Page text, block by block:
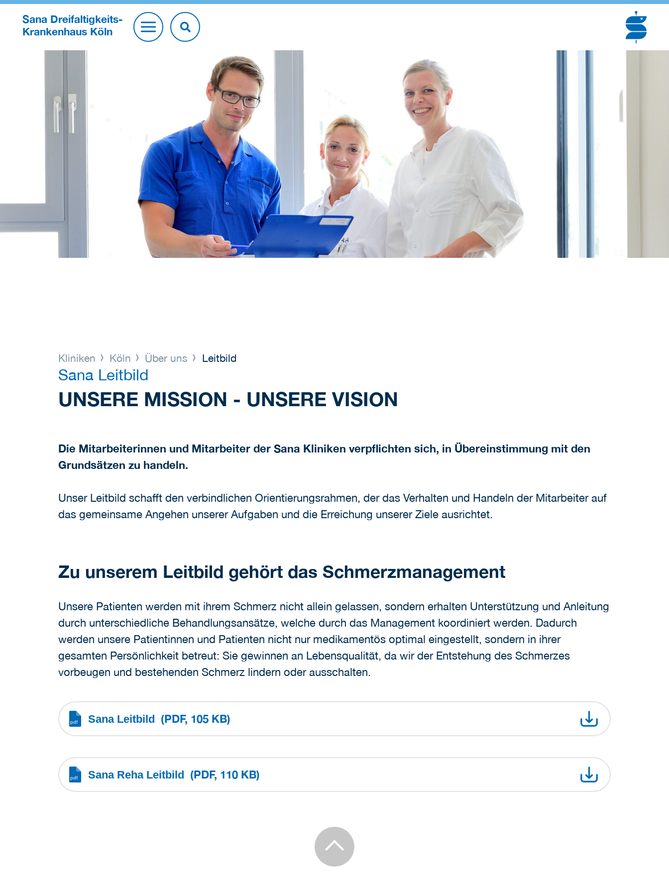
Sana Dreifaltigkeits-
Krankenhaus Köln
Kliniken Köln Über uns Leitbild
Sana Leitbild
UNSERE MISSION - UNSERE VISION
Die Mitarbeiterinnen und Mitarbeiter der Sana Kliniken verpflichten sich, in Übereinstimmung mit den
Grundsätzen zu handeln.
Unser Leitbild schafft den verbindlichen Orientierungsrahmen, der das Verhalten und Handeln der Mitarbeiter auf
das gemeinsame Angehen unserer Aufgaben und die Erreichung unserer Ziele ausrichtet.
Zu unserem Leitbild gehört das Schmerzmanagement
Unsere Patienten werden mit ihrem Schmerz nicht allein gelassen, sondern erhalten Unterstützung und Anleitung
durch unterschiedliche Behandlungsansätze, welche durch das Management koordiniert werden. Dadurch
werden unsere Patientinnen und Patienten nicht nur medikamentös optimal eingestellt, sondern in ihrer
gesamten Persönlichkeit betreut: Sie gewinnen an Lebensqualität, da wir der Entstehung des Schmerzes
vorbeugen und bestehenden Schmerz lindern oder ausschalten.
Sana Leitbild (PDF, 105 KB)
Sana Reha Leitbild (PDF, 110 KB)